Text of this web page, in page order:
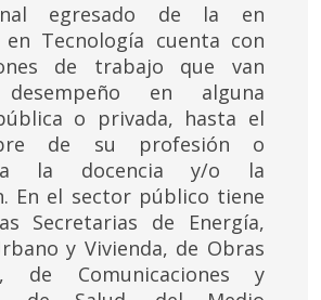
egresado de la en
en Tecnología cuenta con
de trabajo que van
en alguna
o privada, hasta el
de su profesión o
a la docencia y/o la
En el sector público tiene
Secretarias de Energía,
y Vivienda, de Obras
de Comunicaciones y